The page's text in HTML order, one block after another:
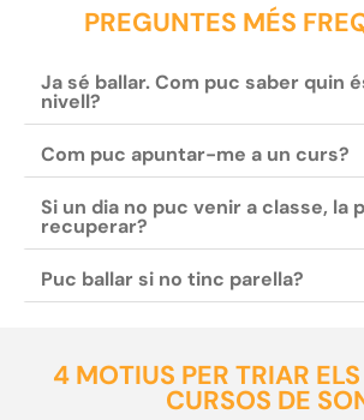
PREGUNTES MÉS
Ja sé ballar. Com puc saber quin
nivell?
Com puc apuntar-me a un curs?
Si un dia no puc venir a classe, la
recuperar?
Puc ballar si no tinc parella?
4 MOTIUS PER TRIAR
CURSOS DE